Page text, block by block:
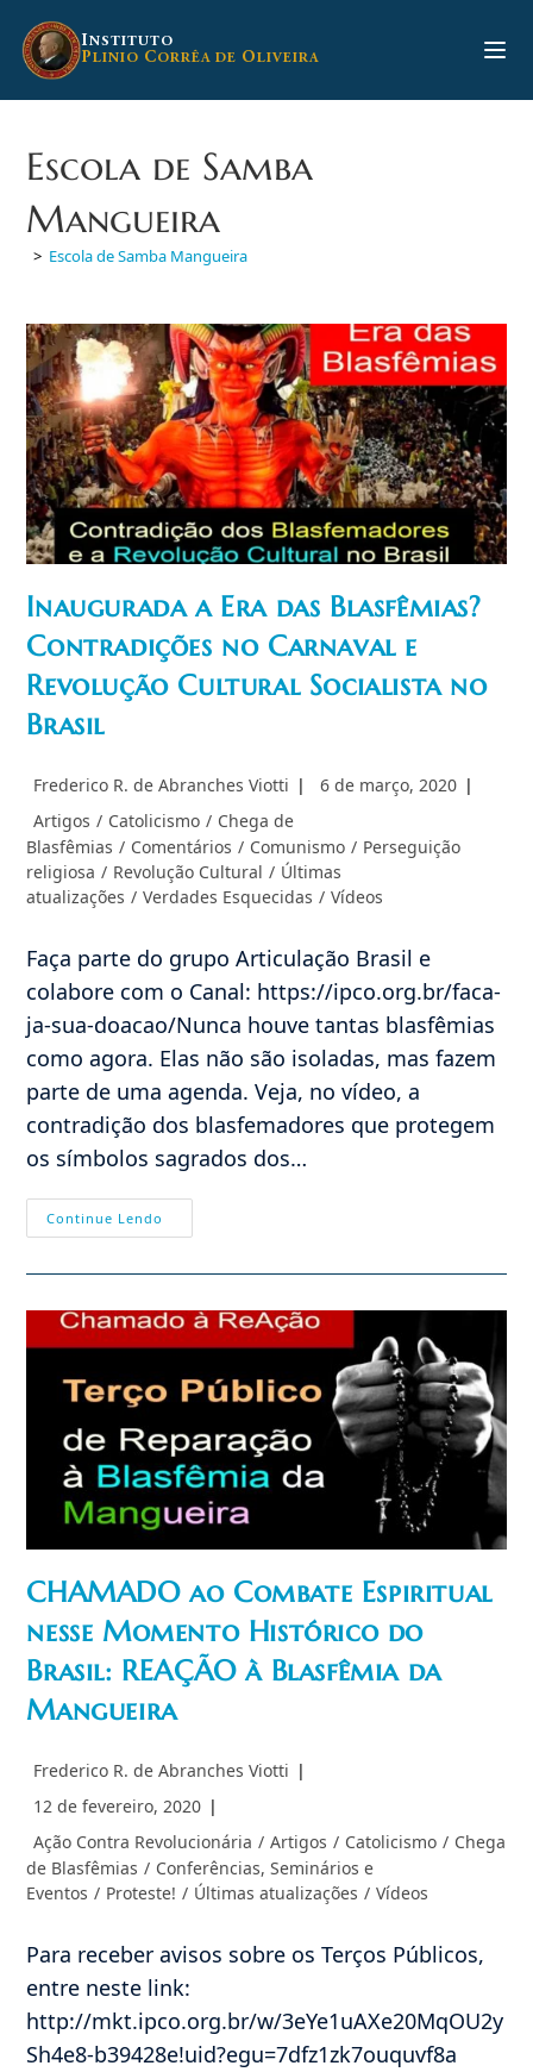
para
INSTITUTO
PLINIO CORRÊA DE OLIVEIRA
Escola de Samba
Mangueira
> Escola de Samba Mangueira
Inaugurada a Era das Blasfêmias?
Contradições no Carnaval e
Revolução Cultural Socialista no
Brasil
Autor
post:
Frederico R. de Abranches Viotti
Post
6 de março, 2020
Categoria
do
post:
Artigos / Catolicismo / Chega de
Blasfêmias / Comentários / Comunismo / Perseguição
religiosa / Revolução Cultural / Últimas
atualizações / Verdades Esquecidas / Vídeos
Faça parte do grupo Articulação Brasil e
colabore com o Canal: https://ipco.org.br/faca-
ja-sua-doacao/Nunca houve tantas blasfêmias
como agora. Elas não são isoladas, mas fazem
parte de uma agenda. Veja, no vídeo, a
contradição dos blasfemadores que protegem
os símbolos sagrados dos…
Continue Lendo
A
No
Carnaval
E
Cultural
Socialista
Brasil
CHAMADO ao Combate Espiritual
nesse Momento Histórico do
Brasil: REAÇÃO à Blasfêmia da
Mangueira
Autor
post:
Frederico R. de Abranches Viotti
Post
12 de fevereiro, 2020
Categoria
do
post:
Ação Contra Revolucionária / Artigos / Catolicismo / Chega
de Blasfêmias / Conferências, Seminários e
Eventos / Proteste! / Últimas atualizações / Vídeos
Para receber avisos sobre os Terços Públicos,
entre neste link:
http://mkt.ipco.org.br/w/3eYe1uAXe20MqOU2y
Sh4e8-b39428e!uid?egu=7dfz1zk7ouquvf8a